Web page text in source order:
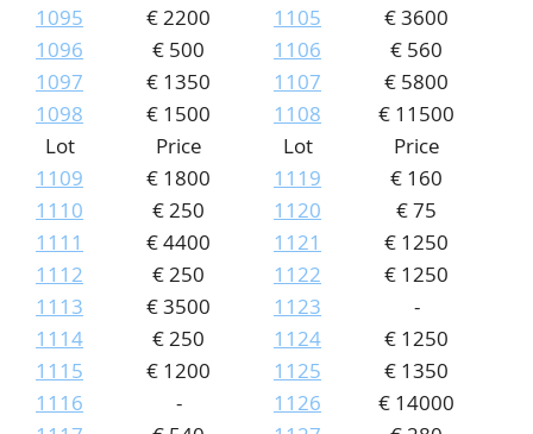
1095
€ 2200
1096
€ 500
1097
€ 1350
1098
€ 1500
1105
€ 3600
1106
€ 560
1107
€ 5800
1108
€ 11500
Lot
Price
1109
€ 1800
1110
€ 250
1111
€ 4400
1112
€ 250
1113
€ 3500
1114
€ 250
1115
€ 1200
1116
-
Lot
Price
1119
€ 160
1120
€ 75
1121
€ 1250
1122
€ 1250
1123
-
1124
€ 1250
1125
€ 1350
1126
€ 14000